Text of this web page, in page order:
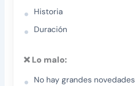
Historia
Duración
❌ Lo malo:
No hay grandes novedades